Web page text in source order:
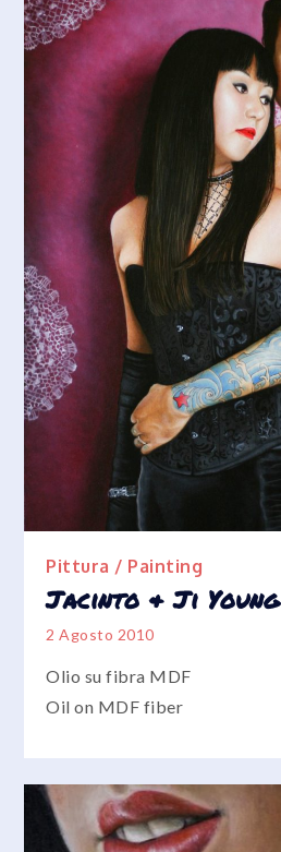
Pittura / Painting
Jacinto & Ji Young
2 Agosto 2010
Olio su fibra MDF
Oil on MDF fiber